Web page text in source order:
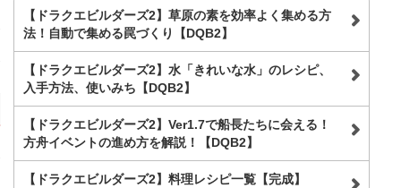
【ドラクエビルダーズ2】草原の素を効率よく集める方
法！自動で集める罠づくり【DQB2】
【ドラクエビルダーズ2】水「きれいな水」のレシピ、
入手方法、使いみち【DQB2】
【ドラクエビルダーズ2】Ver1.7で船長たちに会える！
方舟イベントの進め方を解説！【DQB2】
【ドラクエビルダーズ2】料理レシピ一覧【完成】